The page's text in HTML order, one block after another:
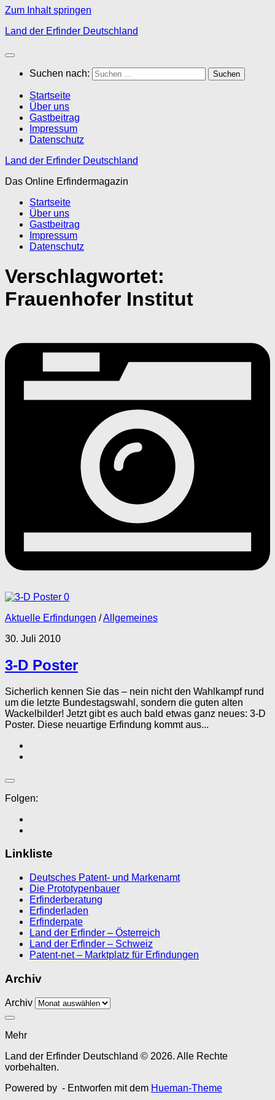
Zum Inhalt springen
Land der Erfinder Deutschland
Suchen nach:
Startseite
Über uns
Gastbeitrag
Impressum
Datenschutz
Land der Erfinder Deutschland
Das Online Erfindermagazin
Startseite
Über uns
Gastbeitrag
Impressum
Datenschutz
Verschlagwortet:
Frauenhofer Institut
0
Aktuelle Erfindungen /Allgemeines
30. Juli 2010
3-D Poster
Sicherlich kennen Sie das – nein nicht den Wahlkampf rund
um die letzte Bundestagswahl, sondern die guten alten
Wackelbilder! Jetzt gibt es auch bald etwas ganz neues: 3-D
Poster. Diese neuartige Erfindung kommt aus...
Folgen:
Linkliste
Deutsches Patent- und Markenamt
Die Prototypenbauer
Erfinderberatung
Erfinderladen
Erfinderpate
Land der Erfinder – Österreich
Land der Erfinder – Schweiz
Patent-net – Marktplatz für Erfindungen
Archiv
Archiv
Mehr
Land der Erfinder Deutschland © 2026. Alle Rechte
vorbehalten.
Powered by - Entworfen mit dem Hueman-Theme